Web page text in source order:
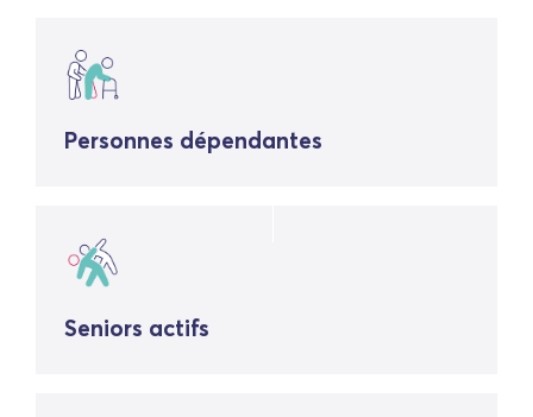
Personnes dépendantes
Seniors actifs